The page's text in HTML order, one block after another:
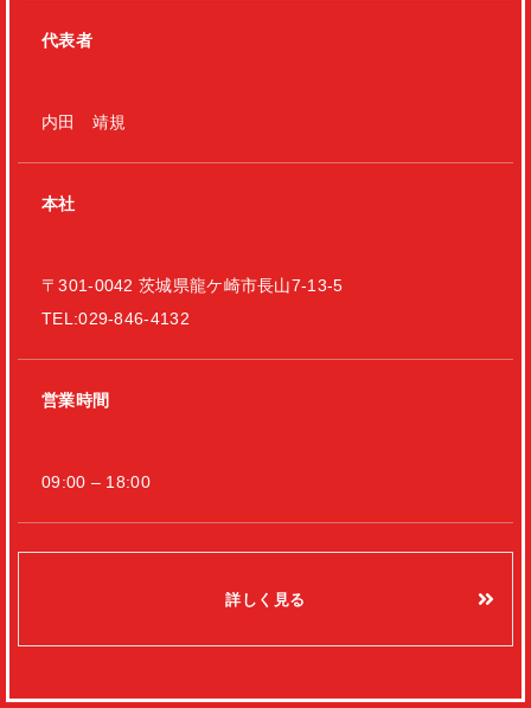
代表者
内田 靖規
本社
〒301-0042 茨城県龍ケ崎市長山7-13-5
TEL:029-846-4132
営業時間
09:00 – 18:00
詳しく見る